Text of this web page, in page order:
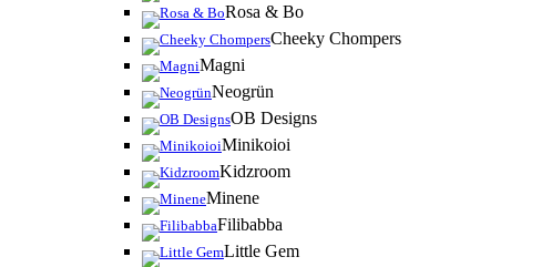
Rosa & Bo
Cheeky Chompers
Magni
Neogrün
OB Designs
Minikoioi
Kidzroom
Minene
Filibabba
Little Gem